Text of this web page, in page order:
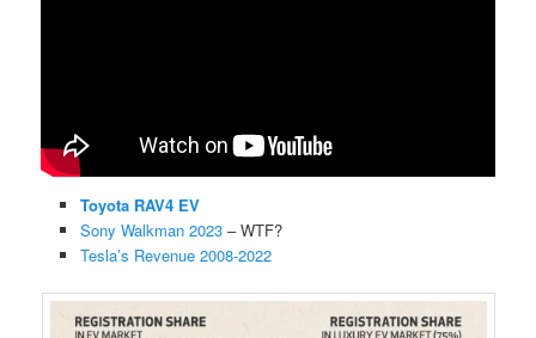
Toyota RAV4 EV
Sony Walkman 2023– WTF?
Tesla’s Revenue 2008-2022